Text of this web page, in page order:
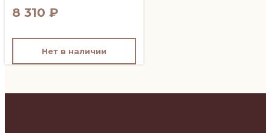
8 310 ₽
Нет в наличии